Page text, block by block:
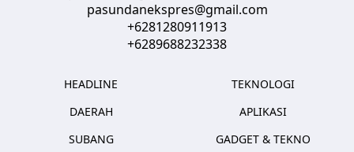
pasundanekspres@gmail.com
+6281280911913
+6289688232338
HEADLINE
DAERAH
SUBANG
TEKNOLOGI
APLIKASI
GADGET & TEKNO